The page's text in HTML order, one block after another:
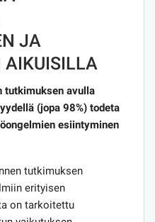
JA
AIKUISILLA
tutkimuksen avulla
(jopa 98%) todeta
esiintyminen
tutkimuksen
erityisen
on tarkoitettu